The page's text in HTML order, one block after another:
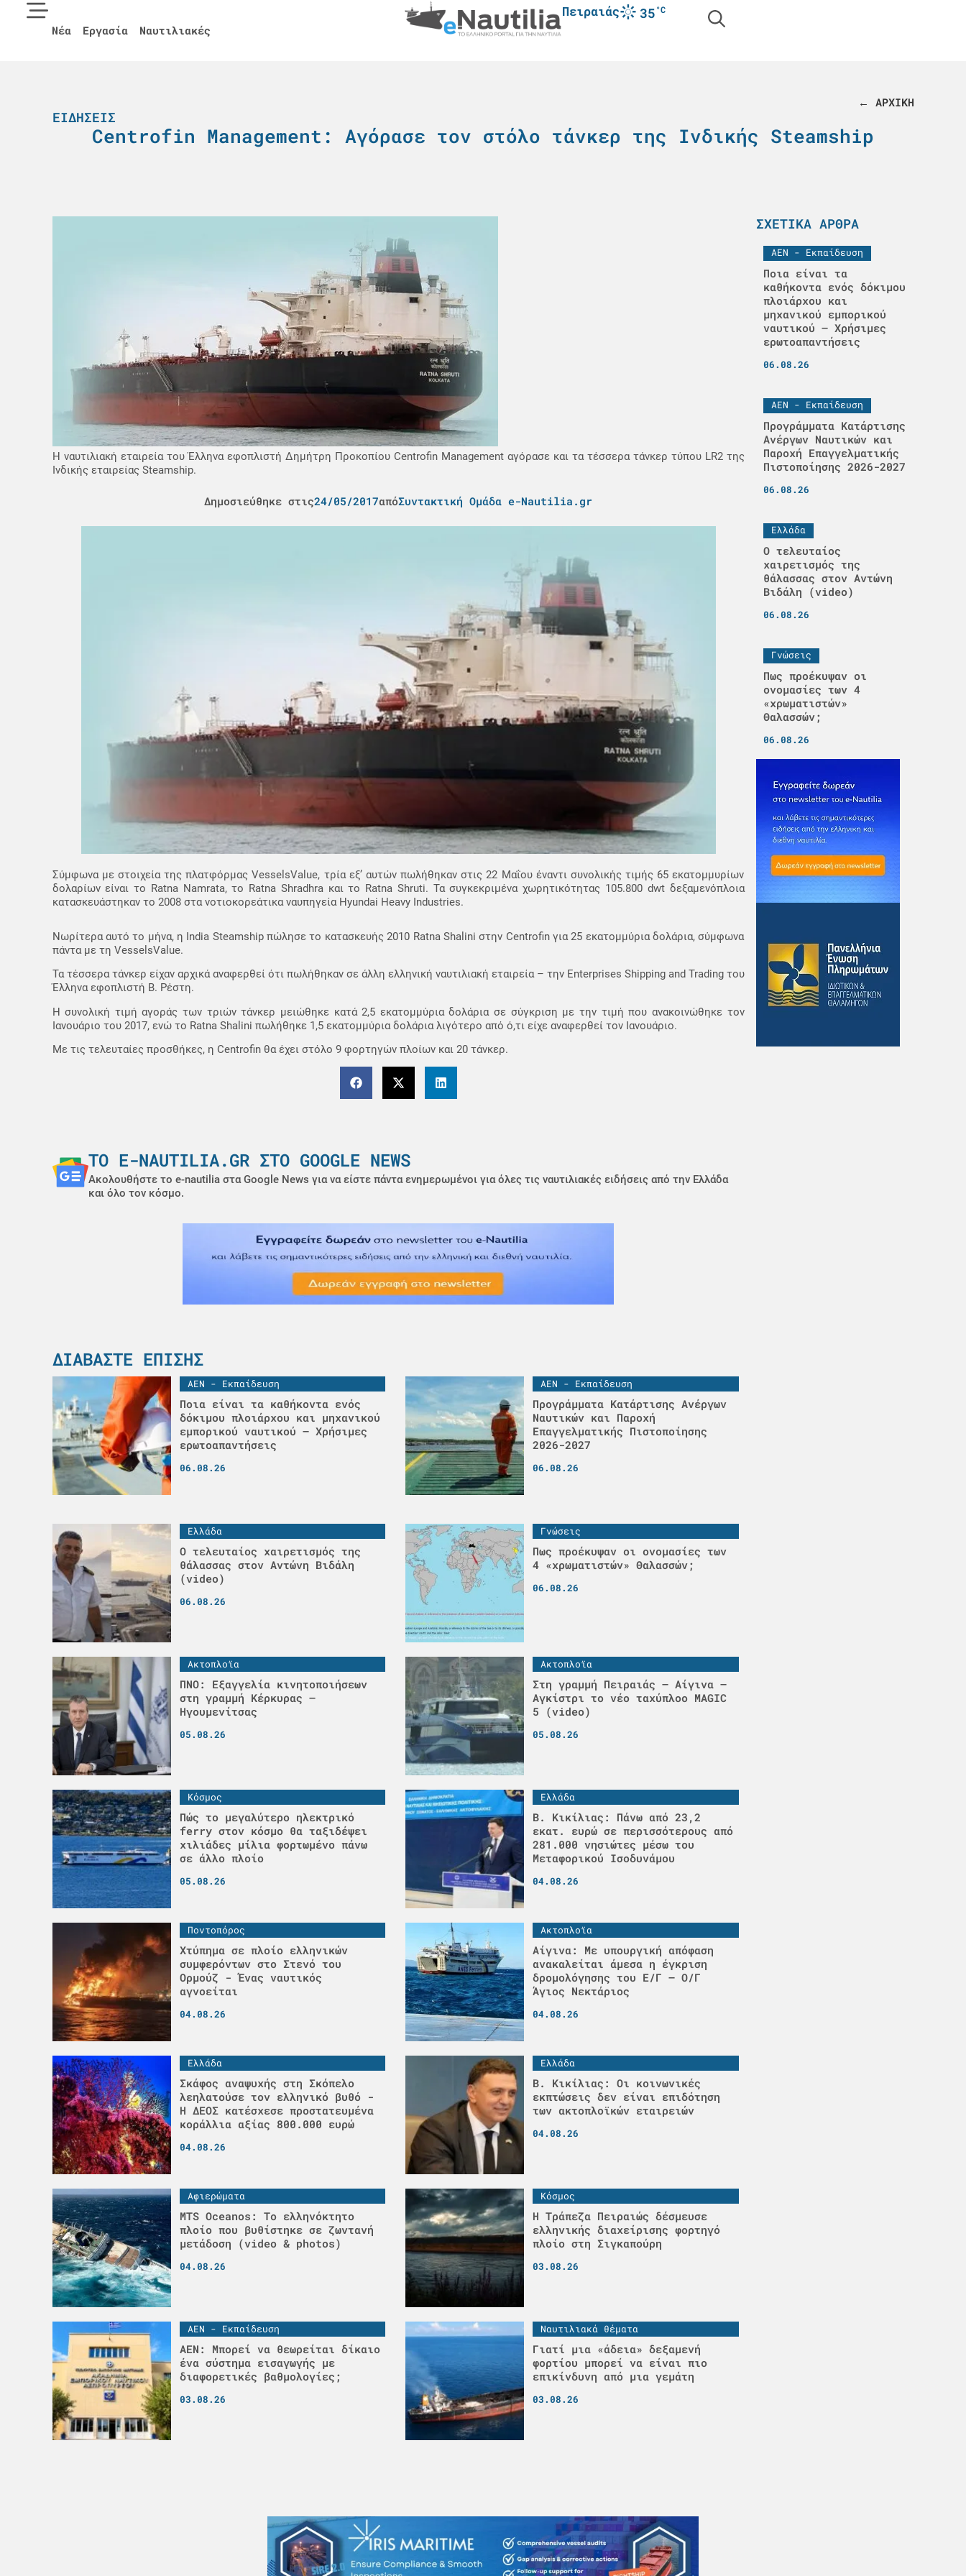
Νέα Εργασία Ναυτιλιακές
Πειραιάς 35°C
← ΑΡΧΙΚΗ
ΕΙΔΉΣΕΙΣ
Centrofin Management: Αγόρασε τον στόλο τάνκερ της Ινδικής Steamship
Η ναυτιλιακή εταιρεία του Έλληνα εφοπλιστή Δημήτρη Προκοπίου Centrofin Management αγόρασε και τα τέσσερα τάνκερ τύπου LR2 της
Ινδικής εταιρείας Steamship.
Δημοσιεύθηκε στις24/05/2017απόΣυντακτική Ομάδα e-Nautilia.gr
Σύμφωνα με στοιχεία της πλατφόρμας VesselsValue, τρία εξ’ αυτών πωλήθηκαν στις 22 Μαΐου έναντι συνολικής τιμής 65 εκατομμυρίων
δολαρίων είναι το Ratna Namrata, το Ratna Shradhra και το Ratna Shruti. Τα συγκεκριμένα χωρητικότητας 105.800 dwt δεξαμενόπλοια
κατασκευάστηκαν το 2008 στα νοτιοκορεάτικα ναυπηγεία Hyundai Heavy Industries.
Νωρίτερα αυτό το μήνα, η India Steamship πώλησε το κατασκευής 2010 Ratna Shalini στην Centrofin για 25 εκατομμύρια δολάρια, σύμφωνα
πάντα με τη VesselsValue.
Τα τέσσερα τάνκερ είχαν αρχικά αναφερθεί ότι πωλήθηκαν σε άλλη ελληνική ναυτιλιακή εταιρεία – την Enterprises Shipping and Trading του
Έλληνα εφοπλιστή Β. Ρέστη.
Η συνολική τιμή αγοράς των τριών τάνκερ μειώθηκε κατά 2,5 εκατομμύρια δολάρια σε σύγκριση με την τιμή που ανακοινώθηκε τον
Ιανουάριο του 2017, ενώ το Ratna Shalini πωλήθηκε 1,5 εκατομμύρια δολάρια λιγότερο από ό,τι είχε αναφερθεί τον Ιανουάριο.
Με τις τελευταίες προσθήκες, η Centrofin θα έχει στόλο 9 φορτηγών πλοίων και 20 τάνκερ.
ΤΟ E-NAUTILIA.GR ΣΤΟ GOOGLE NEWS
Ακολουθήστε το e-nautilia στα Google News για να είστε πάντα ενημερωμένοι για όλες τις ναυτιλιακές ειδήσεις από την Ελλάδα
και όλο τον κόσμο.
ΔΙΑΒΆΣΤΕ ΕΠΊΣΗΣ
ΑΕΝ - Εκπαίδευση
Ποια είναι τα καθήκοντα ενός
δόκιμου πλοιάρχου και μηχανικού
εμπορικού ναυτικού – Χρήσιμες
ερωτοαπαντήσεις
06.08.26
ΑΕΝ - Εκπαίδευση
Προγράμματα Κατάρτισης Ανέργων
Ναυτικών και Παροχή
Επαγγελματικής Πιστοποίησης
2026-2027
06.08.26
Ελλάδα
Ο τελευταίος χαιρετισμός της
θάλασσας στον Αντώνη Βιδάλη
(video)
06.08.26
Γνώσεις
Πως προέκυψαν οι ονομασίες των
4 «χρωματιστών» Θαλασσών;
06.08.26
Ακτοπλοϊα
ΠΝΟ: Εξαγγελία κινητοποιήσεων
στη γραμμή Κέρκυρας –
Ηγουμενίτσας
05.08.26
Ακτοπλοϊα
Στη γραμμή Πειραιάς – Αίγινα –
Αγκίστρι το νέο ταχύπλοο MAGIC
5 (video)
05.08.26
Κόσμος
Πώς το μεγαλύτερο ηλεκτρικό
ferry στον κόσμο θα ταξιδέψει
χιλιάδες μίλια φορτωμένο πάνω
σε άλλο πλοίο
05.08.26
Ελλάδα
Β. Κικίλιας: Πάνω από 23,2
εκατ. ευρώ σε περισσότερους από
281.000 νησιώτες μέσω του
Μεταφορικού Ισοδυνάμου
04.08.26
Ποντοπόρος
Χτύπημα σε πλοίο ελληνικών
συμφερόντων στο Στενό του
Ορμούζ - Ένας ναυτικός
αγνοείται
04.08.26
Ακτοπλοϊα
Αίγινα: Με υπουργική απόφαση
ανακαλείται άμεσα η έγκριση
δρομολόγησης του Ε/Γ – Ο/Γ
Άγιος Νεκτάριος
04.08.26
Ελλάδα
Σκάφος αναψυχής στη Σκόπελο
λεηλατούσε τον ελληνικό βυθό -
H ΔΕΟΣ κατέσχεσε προστατευμένα
κοράλλια αξίας 800.000 ευρώ
04.08.26
Ελλάδα
Β. Κικίλιας: Οι κοινωνικές
εκπτώσεις δεν είναι επιδότηση
των ακτοπλοϊκών εταιρειών
04.08.26
Αφιερώματα
MTS Oceanos: Το ελληνόκτητο
πλοίο που βυθίστηκε σε ζωντανή
μετάδοση (video & photos)
04.08.26
Κόσμος
Η Τράπεζα Πειραιώς δέσμευσε
ελληνικής διαχείρισης φορτηγό
πλοίο στη Σιγκαπούρη
03.08.26
ΑΕΝ - Εκπαίδευση
ΑΕΝ: Μπορεί να θεωρείται δίκαιο
ένα σύστημα εισαγωγής με
διαφορετικές βαθμολογίες;
03.08.26
Ναυτιλιακά θέματα
Γιατί μια «άδεια» δεξαμενή
φορτίου μπορεί να είναι πιο
επικίνδυνη από μια γεμάτη
03.08.26
ΣΧΕΤΙΚΆ ΆΡΘΡΑ
ΑΕΝ - Εκπαίδευση
Ποια είναι τα
καθήκοντα ενός δόκιμου
πλοιάρχου και
μηχανικού εμπορικού
ναυτικού – Χρήσιμες
ερωτοαπαντήσεις
06.08.26
ΑΕΝ - Εκπαίδευση
Προγράμματα Κατάρτισης
Ανέργων Ναυτικών και
Παροχή Επαγγελματικής
Πιστοποίησης 2026-2027
06.08.26
Ελλάδα
Ο τελευταίος
χαιρετισμός της
θάλασσας στον Αντώνη
Βιδάλη (video)
06.08.26
Γνώσεις
Πως προέκυψαν οι
ονομασίες των 4
«χρωματιστών»
Θαλασσών;
06.08.26